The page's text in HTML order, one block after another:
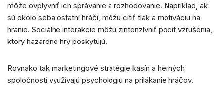
môže ovplyvniť ich správanie a rozhodovanie. Napríklad, ak
sú okolo seba ostatní hráči, môžu cítiť tlak a motiváciu na
hranie. Sociálne interakcie môžu zintenzívniť pocit vzrušenia,
ktorý hazardné hry poskytujú.
Rovnako tak marketingové stratégie kasín a herných
spoločností využívajú psychológiu na prilákanie hráčov.